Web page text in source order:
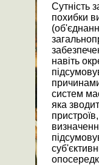
Сутність
похибки
навіть
систем
яка